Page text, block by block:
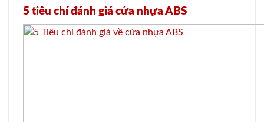
5 tiêu chí đánh giá cửa nhựa ABS